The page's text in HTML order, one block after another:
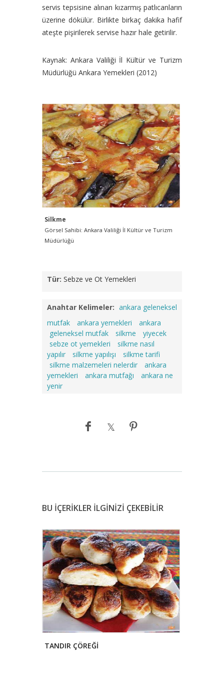
servis tepsisine alınan kızarmış patlıcanların
üzerine dökülür. Birlikte birkaç dakika hafif
ateşte pişirilerek servise hazır hale getirilir.
Kaynak: Ankara Valiliği İl Kültür ve Turizm
Müdürlüğü Ankara Yemekleri (2012)
Silkme
Görsel Sahibi: Ankara Valiliği İl Kültür ve Turizm
Müdürlüğü
Tür: Sebze ve Ot Yemekleri
Anahtar Kelimeler: ankara geleneksel
mutfak
ankara yemekleri
ankara
geleneksel mutfak
silkme
yiyecek
sebze ot yemekleri
silkme nasıl
yapılır
silkme yapılışı
silkme tarifi
silkme malzemeleri nelerdir
ankara
yemekleri
ankara mutfağı
ankara ne
yenir
BU İÇERİKLER İLGİNİZİ ÇEKEBİLİR
TANDIR ÇÖREĞİ